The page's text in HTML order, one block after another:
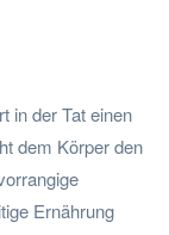
in der Tat einen
dem Körper den
Ernährung